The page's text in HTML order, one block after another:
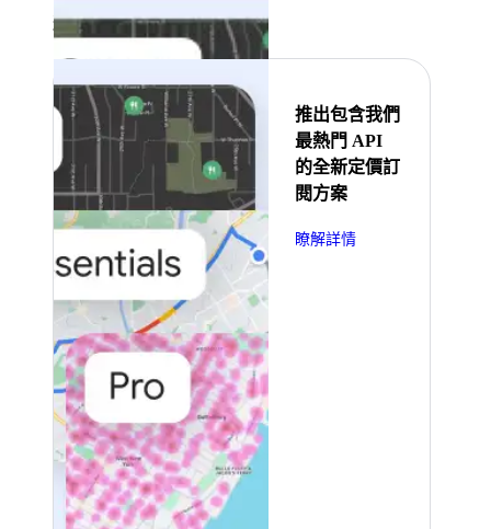
精選
推出包含我們
最熱門 API
的全新定價訂
閱方案
瞭解詳情